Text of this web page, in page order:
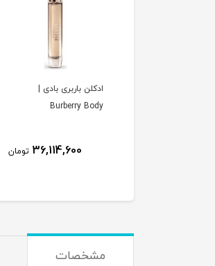
ادکلن باربری بادی |
Burberry Body
36,114,600 تومان
مشخصات